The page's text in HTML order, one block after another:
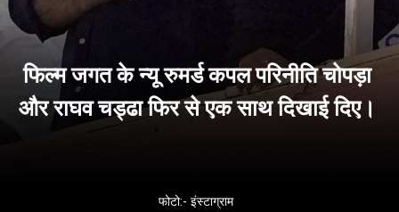
फिल्म जगत के न्यू रुमर्ड कपल परिनीति चोपड़ा
और राघव चड्ढा फिर से एक साथ दिखाई दिए।
फोटो:- इंस्टाग्राम